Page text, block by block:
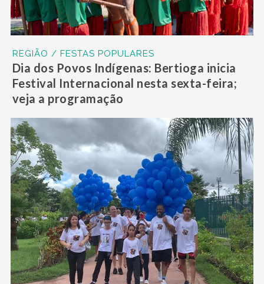
REGIÃO / FESTAS POPULARES
Dia dos Povos Indígenas: Bertioga inicia
Festival Internacional nesta sexta-feira;
veja a programação